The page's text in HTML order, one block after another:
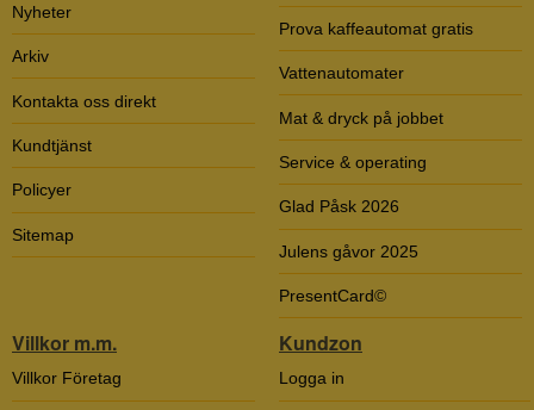
Nyheter
Arkiv
Kontakta oss direkt
Kundtjänst
Policyer
Sitemap
Prova kaffeautomat gratis
Vattenautomater
Mat & dryck på jobbet
Service & operating
Glad Påsk 2026
Julens gåvor 2025
PresentCard©
Villkor m.m.
Villkor Företag
Kundzon
Logga in